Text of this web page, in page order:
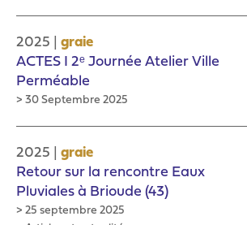
2025 | graie
ACTES I 2ᵉ Journée Atelier Ville
Perméable
> 30 Septembre 2025
2025 | graie
Retour sur la rencontre Eaux
Pluviales à Brioude (43)
> 25 septembre 2025